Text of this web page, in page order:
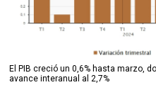
El PIB creció un 0,6% hasta marzo,
avance interanual al 2,7%